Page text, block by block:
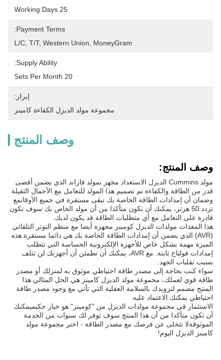
25 Working Days
Payment Terms:
L/C, T/T, Western Union, MoneyGram
Supply Ability:
20 Sets Per Month
إبراز:
مجموعة مولد الديزل الكفاءة كامينز
وصف المنتج
وصف المنتج:
مولد Cummins الديزل الاستعداد مجهز بمولد فاراند الذي يضمن أقصى
قدر من الطاقة والكفاءة.تم تصميم هذا المولد للتعامل مع الأحمال الثقيلة
وضمان أن إمدادات الطاقة الخاصة بك تبقى مستقرة في جميع الأوقاتمع
تردد 50 هرتز، يمكنك أن تكون متأكدا من أن مولد الخاص بك سوف تكون
قادرة على التعامل مع أي متطلبات الطاقة قد يكون لديك.
هذا المعدات مولدات الديزل كومينز مجهزة أيضا مع منظم التوتر التلقائي
(AVR) الذي يضمن أن إمدادات الطاقة الخاصة بك هي دائما مستقرة.هذه
الميزة مهمة بشكل خاص للأجهزة الإلكترونية الحساسة التي تتطلب
إمدادات فولتاج ثابتة. مع AVR، يمكنك أن تطمئن أن أجهزتك لن تتلف
بسبب تقلبات الجهد.
سواء كنت بحاجة إلى مصدر طاقة احتياطي موثوق به لمنزلك أو مصدر
طاقة قوي لعملك، مجموعة مولد الديزل كامينز هي الحل المثالي.هذا
المنتج مصمم لتزويدك بالسلامة العقلية التي تأتي مع وجود مصدر طاقة
احتياطي يمكنك الاعتماد عليه.
الاستثمار في مجموعة مولدات الديزل من "كومينز" هو خيار حكيميمكنك
أن تكون متأكدا من أن هذا المنتج سوف توفر لك سنوات من الخدمة
الموثوقةلا تتخلى عن فرصك مع مصدر الطاقة - اختر مجموعة مولد
كامينز الديزل اليوم!